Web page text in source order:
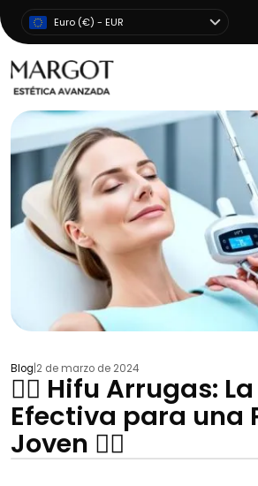
Euro (€) - EUR
Blog 2 de marzo de 2024
🧖‍♀️ Hifu Arrugas:
Efectiva para una
Joven 🧖‍♂️